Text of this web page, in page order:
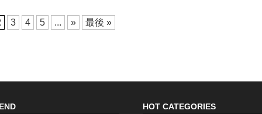
3 4 5 ... » 最後 »
HOT CATEGORIES